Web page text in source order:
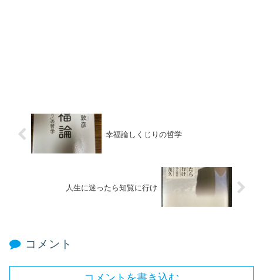
幸福論しくじりの哲学
人生に迷ったら知覧に行け
コメント
コメントを書き込む